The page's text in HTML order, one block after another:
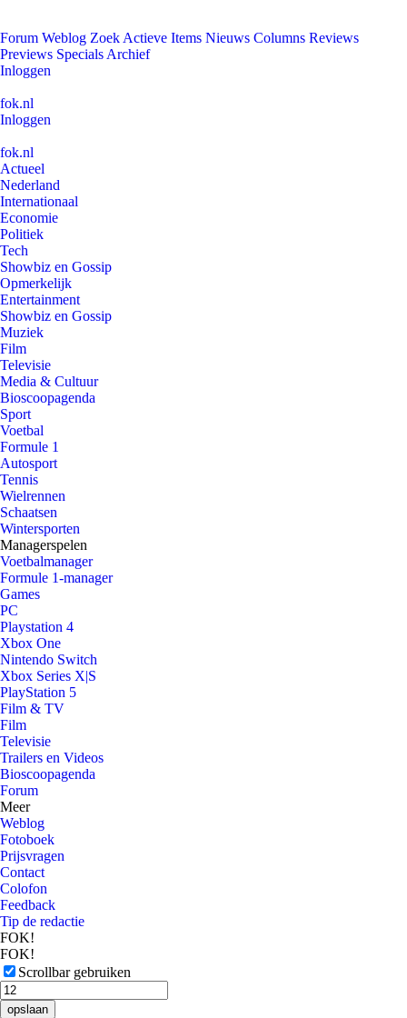
Forum Weblog Zoek Actieve Items Nieuws Columns Reviews
Previews Specials Archief
Inloggen
fok.nl
Inloggen
fok.nl
Actueel
Nederland
Internationaal
Economie
Politiek
Tech
Showbiz en Gossip
Opmerkelijk
Entertainment
Showbiz en Gossip
Muziek
Film
Televisie
Media & Cultuur
Bioscoopagenda
Sport
Voetbal
Formule 1
Autosport
Tennis
Wielrennen
Schaatsen
Wintersporten
Managerspelen
Voetbalmanager
Formule 1-manager
Games
PC
Playstation 4
Xbox One
Nintendo Switch
Xbox Series X|S
PlayStation 5
Film & TV
Film
Televisie
Trailers en Videos
Bioscoopagenda
Forum
Meer
Weblog
Fotoboek
Prijsvragen
Contact
Colofon
Feedback
Tip de redactie
FOK!
FOK!
Scrollbar gebruiken
opslaan